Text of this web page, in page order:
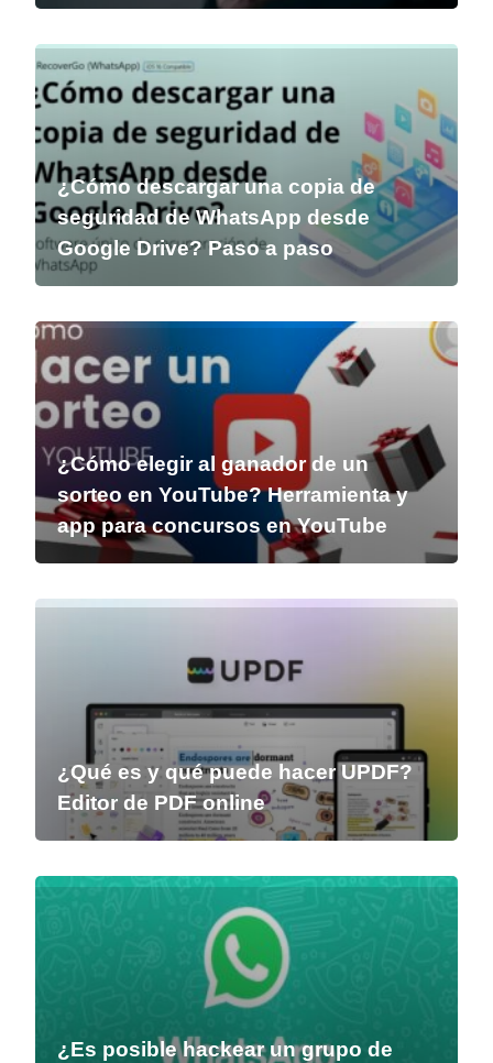
¿Cómo descargar una copia de
seguridad de WhatsApp desde
Google Drive? Paso a paso
¿Cómo elegir al ganador de un
sorteo en YouTube? Herramienta y
app para concursos en YouTube
¿Qué es y qué puede hacer UPDF?
Editor de PDF online
¿Es posible hackear un grupo de